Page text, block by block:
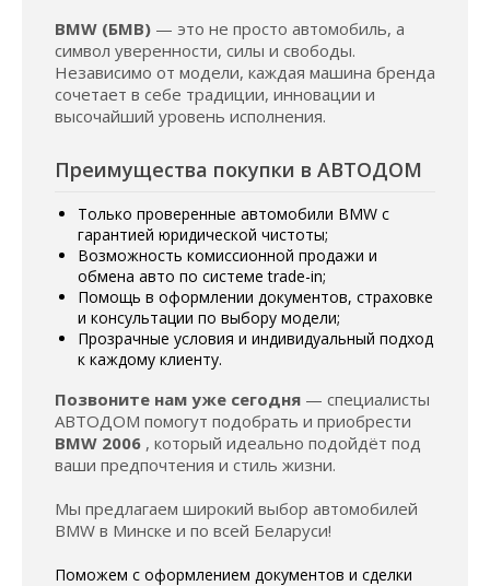
BMW (БМВ) — это не просто автомобиль, а
символ уверенности, силы и свободы.
Независимо от модели, каждая машина бренда
сочетает в себе традиции, инновации и
высочайший уровень исполнения.
Преимущества покупки в АВТОДОМ
Только проверенные автомобили BMW с
гарантией юридической чистоты;
Возможность комиссионной продажи и
обмена авто по системе trade-in;
Помощь в оформлении документов, страховке
и консультации по выбору модели;
Прозрачные условия и индивидуальный подход
к каждому клиенту.
Позвоните нам уже сегодня — специалисты
АВТОДОМ помогут подобрать и приобрести
BMW 2006 , который идеально подойдёт под
ваши предпочтения и стиль жизни.
Мы предлагаем широкий выбор автомобилей
BMW в Минске и по всей Беларуси!
Поможем с оформлением документов и сделки